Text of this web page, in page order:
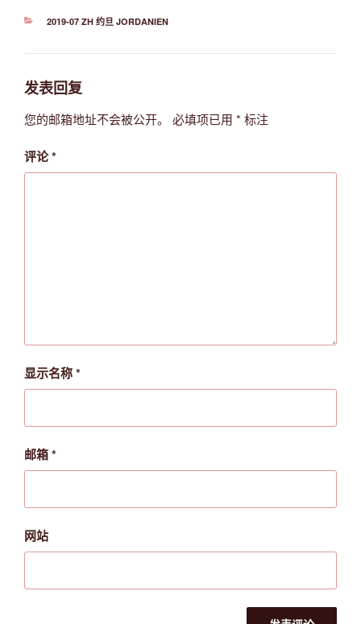
分
2019-07 ZH 约旦 JORDANIEN
发表回复
您的邮箱地址不会被公开。 必填项已用 * 标注
评论*
显示名称*
邮箱*
网站